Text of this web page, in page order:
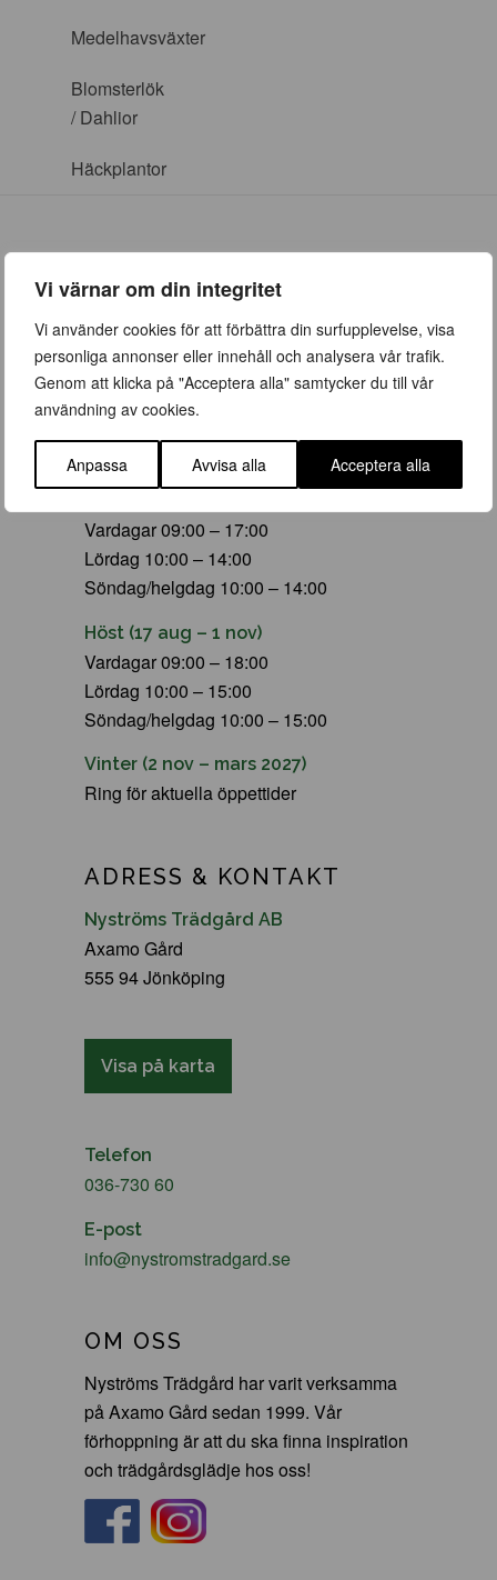
Vi värnar om din integritet
Vi använder cookies för att förbättra din surfupplevelse, visa
personliga annonser eller innehåll och analysera vår trafik.
Genom att klicka på "Acceptera alla" samtycker du till vår
användning av cookies.
Anpassa Avvisa alla Acceptera alla
Medelhavsväxter
Blomsterlök
/ Dahlior
Häckplantor
ÖPPETTIDER
Vår (23 mars – 28 juni)
Vardagar 09:00 – 19:00
Lördag 10:00 – 16:00
Söndag/helgdag 10:00 – 16:00
Vardagar 09:00 – 17:00
Lördag 10:00 – 14:00
Söndag/helgdag 10:00 – 14:00
Höst (17 aug – 1 nov)
Vardagar 09:00 – 18:00
Lördag 10:00 – 15:00
Söndag/helgdag 10:00 – 15:00
Vinter (2 nov – mars 2027)
Ring för aktuella öppettider
ADRESS & KONTAKT
Nyströms Trädgård AB
Axamo Gård
555 94 Jönköping
Visa på karta
Telefon
036-730 60
E-post
info@nystromstradgard.se
OM OSS
Nyströms Trädgård har varit verksamma
på Axamo Gård sedan 1999. Vår
förhoppning är att du ska finna inspiration
och trädgårdsglädje hos oss!